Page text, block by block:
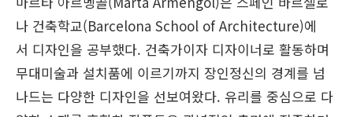
나 건축학교(Barcelona School of Architecture)에
서 디자인을 공부했다. 건축가이자 디자이너로 활동하며
무대미술과 설치품에 이르기까지 장인정신의 경계를 넘
나드는 다양한 디자인을 선보여왔다. 유리를 중심으로 다